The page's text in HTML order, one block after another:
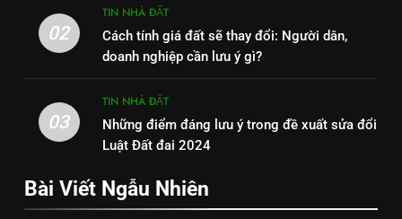
02
TIN NHÀ ĐẤT
Cách tính giá đất sẽ thay đổi: Người dân,
doanh nghiệp cần lưu ý gì?
03
TIN NHÀ ĐẤT
Những điểm đáng lưu ý trong đề xuất sửa đổi
Luật Đất đai 2024
Bài Viết Ngẫu Nhiên